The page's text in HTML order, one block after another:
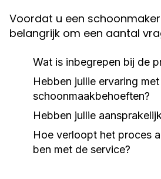
Voordat u een
belangrijk om een aantal
Wat is inbegrepen bij de
Hebben jullie ervaring
schoonmaakbehoeften?
Hebben jullie
Hoe verloopt het proces
ben met de service?